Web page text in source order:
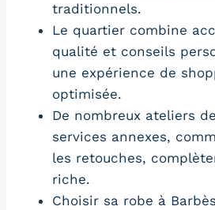
traditionnels.
Le quartier combine
qualité et conseils
une expérience de
optimisée.
De nombreux ateliers
services annexes,
les retouches,
riche.
Choisir sa robe à